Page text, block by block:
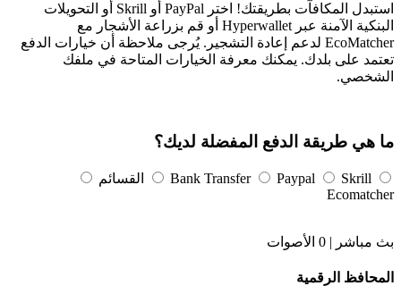
استبدل المكافآت بطريقتك! اختر PayPal أو Skrill أو التحويلات
البنكية الآمنة عبر Hyperwallet أو قم بزراعة الأشجار مع
EcoMatcher لدعم إعادة التشجير. يُرجى ملاحظة أن خيارات الدفع
تعتمد على بلدك. يمكنك معرفة الخيارات المتاحة في ملفك
الشخصي.
ما هي طريقة الدفع المفضلة لديك؟
Bank Transfer Paypal Skrill
القسائم
Ecomatcher
بث مباشر | 0 الأصوات
المحافظ الرقمية